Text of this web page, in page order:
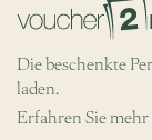
Die beschenkte
laden.
Erfahren Sie